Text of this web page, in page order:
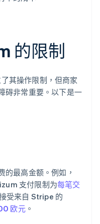
的限制
其操作限制，但商家
碍非常重要。以下是一
的最高金额。例如，
支付限制为每笔交
受来自 Stripe 的
欧元。